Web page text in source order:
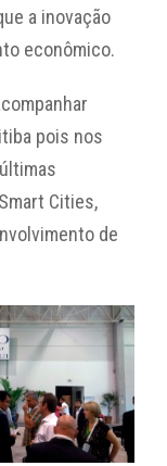
a inovação
econômico.
pois nos
Cities,
de